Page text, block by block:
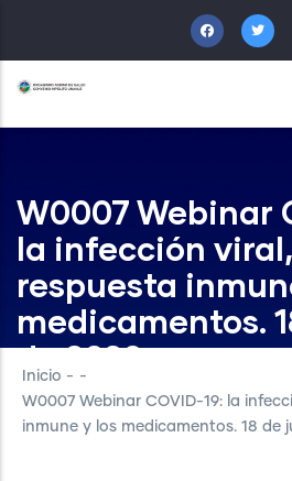
al
contenido
principal
W0007 Webinar
la infección
respuesta
medicamentos.
de 2020
Inicio - -
W0007 Webinar COVID-19: la
inmune y los medicamentos. 18 de